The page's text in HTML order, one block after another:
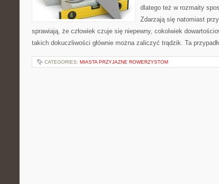
dlatego też w rozmaity
Zdarzają się natomiast
sprawiają, że człowiek czuje się niepewny, cokolwiek
takich dokuczliwości głównie można zaliczyć trądzik. Ta
CATEGORIES: MIASTA PRZYJAZNE ROWERZYSTOM